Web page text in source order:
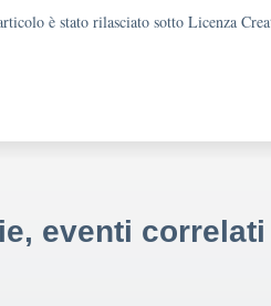
è stato rilasciato sotto Licenza
eventi correlati